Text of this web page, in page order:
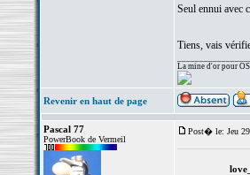
Seul ennui avec
Tiens, vais
La mine d'or pour
Revenir en haut de page
Pascal 77
PowerBook de Vermeil
Post� le: Jeu